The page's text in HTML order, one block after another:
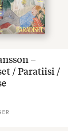
–
/ Paratiisi /